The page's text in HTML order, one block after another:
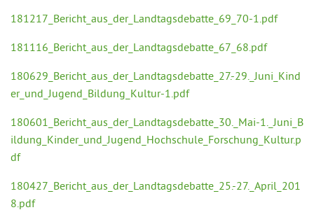
181217_Bericht_aus_der_Landtagsdebatte_69_70-1.pdf
181116_Bericht_aus_der_Landtagsdebatte_67_68.pdf
180629_Bericht_aus_der_Landtagsdebatte_27.-29._Juni_Kind
er_und_Jugend_Bildung_Kultur-1.pdf
180601_Bericht_aus_der_Landtagsdebatte_30._Mai-1._Juni_B
ildung_Kinder_und_Jugend_Hochschule_Forschung_Kultur.p
df
180427_Bericht_aus_der_Landtagsdebatte_25.-27._April_201
8.pdf